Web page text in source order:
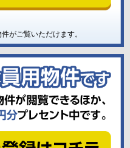
がご覧いただけます。